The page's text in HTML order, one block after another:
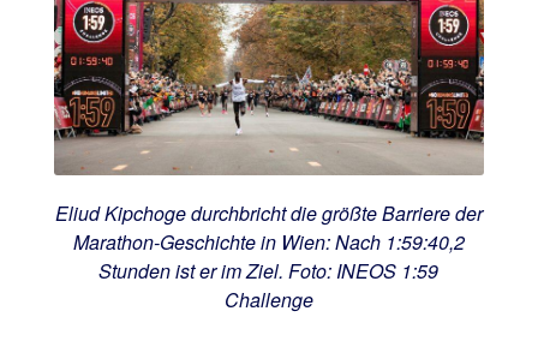
Eliud Kipchoge durchbricht die größte Barriere der
Marathon-Geschichte in Wien: Nach 1:59:40,2
Stunden ist er im Ziel. Foto: INEOS 1:59
Challenge